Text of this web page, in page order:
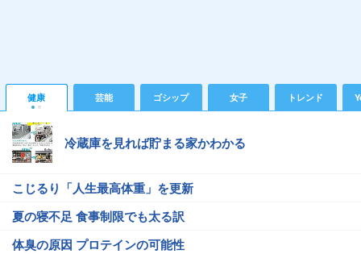
健康 芸能 ゴシップ 女子 トレンド
冷蔵庫を見れば貯まる家かわかる
こじるり「人生最高体重」を更新
夏の寝不足 食事制限でも太る訳
体臭の原因 プロテインの可能性